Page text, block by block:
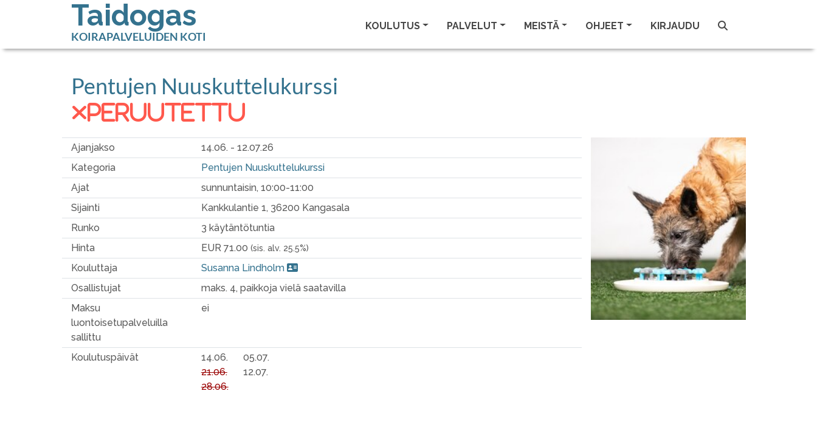
Taidogas
KOIRAPALVELUIDEN KOTI
KOULUTUS PALVELUT MEISTÄ OHJEET KIRJAUDU
Pentujen Nuuskuttelukurssi
peruutettu
Ajanjakso
14.06. - 12.07.26
Kategoria
Pentujen Nuuskuttelukurssi
Ajat
sunnuntaisin, 10:00-11:00
Sijainti
Kankkulantie 1, 36200 Kangasala
Runko
3 käytäntötuntia
Hinta
EUR 71.00 (sis. alv. 25.5%)
Kouluttaja
Susanna Lindholm
Osallistujat
maks. 4, paikkoja vielä saatavilla
Maksu
luontoisetupalveluilla
sallittu
ei
Koulutuspäivät
14.06.
21.06.
28.06.
05.07.
12.07.